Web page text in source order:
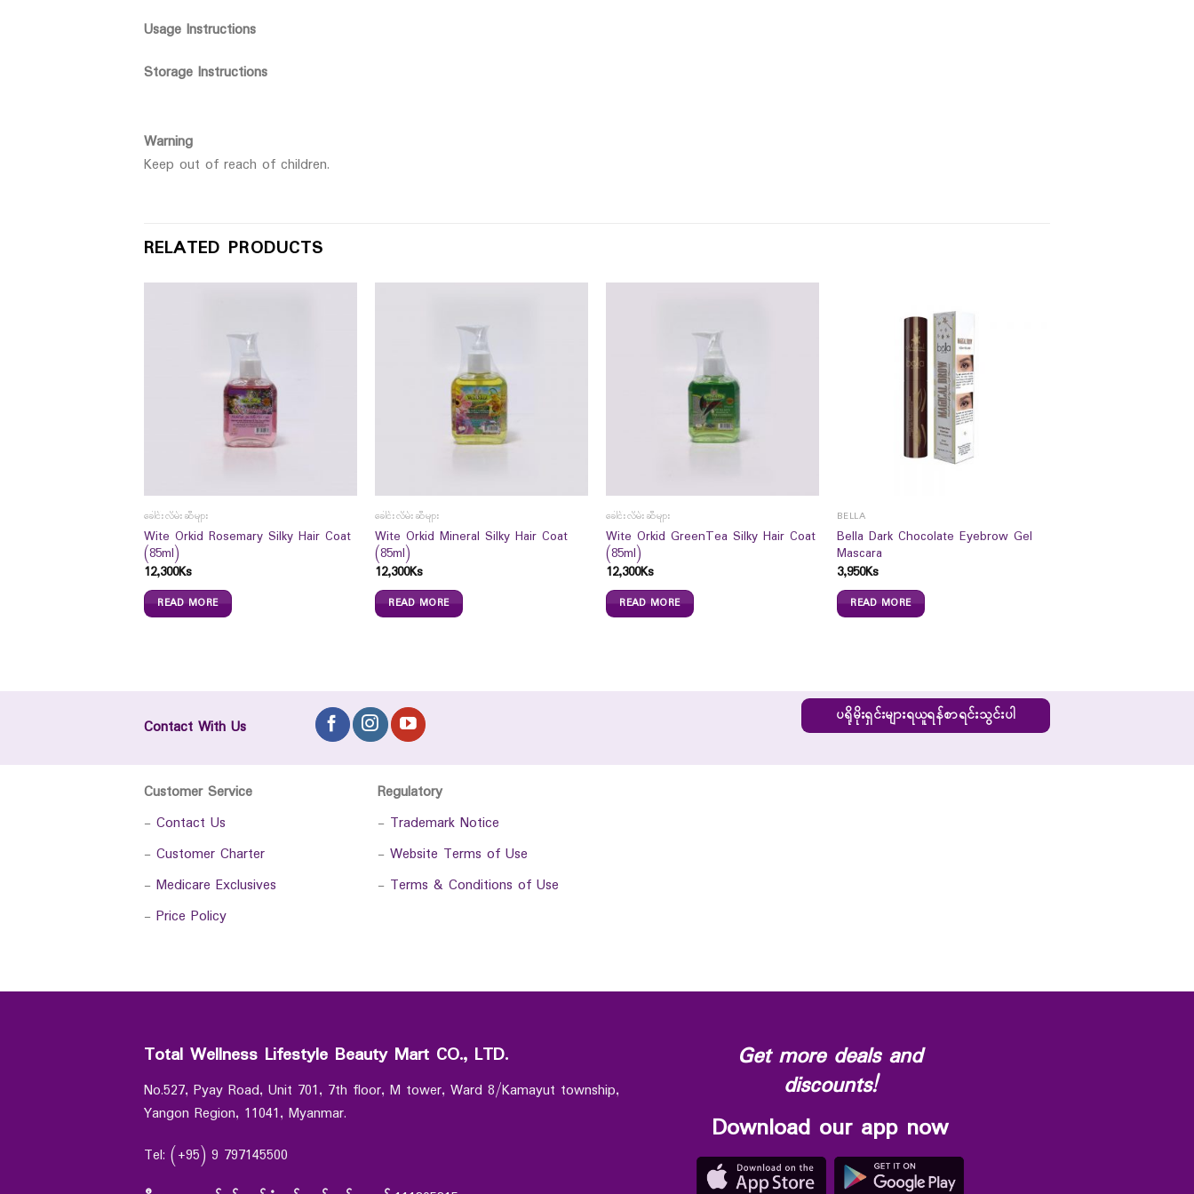
Usage Instructions
Storage Instructions
Warning
Keep out of reach of children.
RELATED PRODUCTS
ခေါင်းလိမ်းဆီများ
Wite Orkid Rosemary Silky Hair Coat
(85ml)
12,300Ks
READ MORE
ခေါင်းလိမ်းဆီများ
Wite Orkid Mineral Silky Hair Coat
(85ml)
12,300Ks
READ MORE
ခေါင်းလိမ်းဆီများ
Wite Orkid GreenTea Silky Hair Coat
(85ml)
12,300Ks
READ MORE
BELLA
Bella Dark Chocolate Eyebrow Gel
Mascara
3,950Ks
READ MORE
Contact With Us
ပရိုမိုးရှင်းများရယူရန်စာရင်းသွင်းပါ
Customer Service
- Contact Us
- Customer Charter
- Medicare Exclusives
- Price Policy
Regulatory
- Trademark Notice
- Website Terms of Use
- Terms & Conditions of Use
Total Wellness Lifestyle Beauty Mart CO., LTD.
No.527, Pyay Road, Unit 701, 7th floor, M tower, Ward 8/Kamayut township,
Yangon Region, 11041, Myanmar.
Tel: (+95) 9 797145500
Get more deals and
discounts!
Download our app now